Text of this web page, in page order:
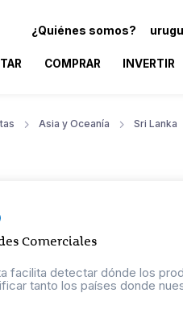
¿Quiénes somos?
COMPRAR INVERTIR
Asia y Oceanía Sri Lanka
Comerciales
facilita detectar dónde los
tanto los países donde